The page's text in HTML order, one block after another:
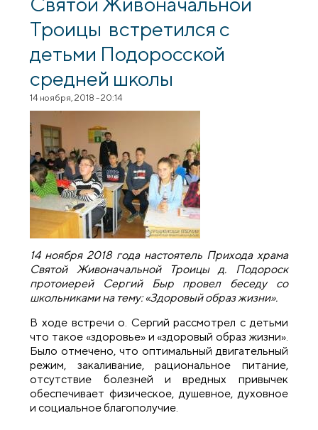
Троицы встретился с
детьми Подоросской
средней школы
14 ноября, 2018 - 20:14
14 ноября 2018 года настоятель Прихода храма
Святой Живоначальной Троицы д. Подороск
протоиерей Сергий Быр провел беседу со
школьниками на тему: «Здоровый образ жизни».
В ходе встречи о. Сергий рассмотрел с детьми
что такое «здоровье» и «здоровый образ жизни».
Было отмечено, что оптимальный двигательный
режим, закаливание, рациональное питание,
отсутствие болезней и вредных привычек
обеспечивает физическое, душевное, духовное
и социальное благополучие.